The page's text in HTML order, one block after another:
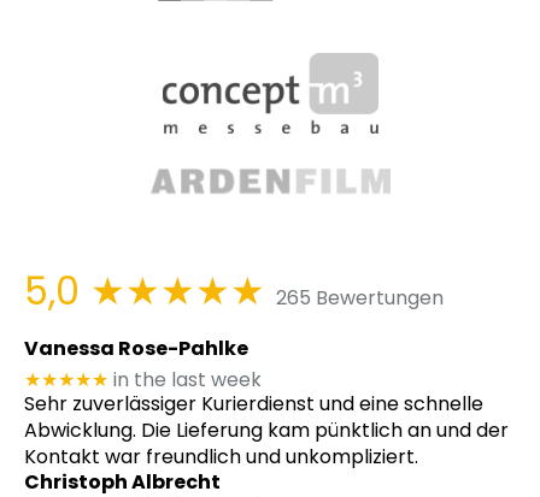
5,0 ★★★★★ 265 Bewertungen
Vanessa Rose-Pahlke
★★★★★ in the last week
Sehr zuverlässiger Kurierdienst und eine schnelle
Abwicklung. Die Lieferung kam pünktlich an und der
Kontakt war freundlich und unkompliziert.
Christoph Albrecht